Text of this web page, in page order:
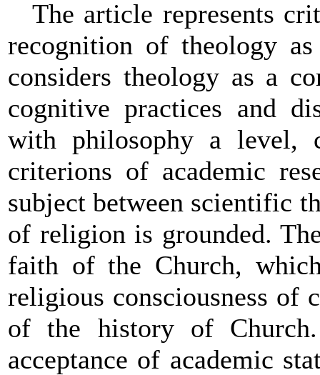
The article represents
recognition of theology
considers theology as a
cognitive practices and
with philosophy a level,
criterions of academic
subject between scientific
of religion is grounded.
faith of the Church,
religious consciousness of
of the history of
acceptance of academic